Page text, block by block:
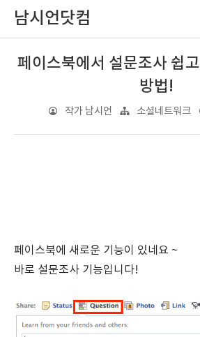
남시언닷컴
페이스북에서 설문조사 쉽
방법!
작가 남시언 소셜네트워크
페이스북에 새로운 기능이 있네요 ~
바로 설문조사 기능입니다!